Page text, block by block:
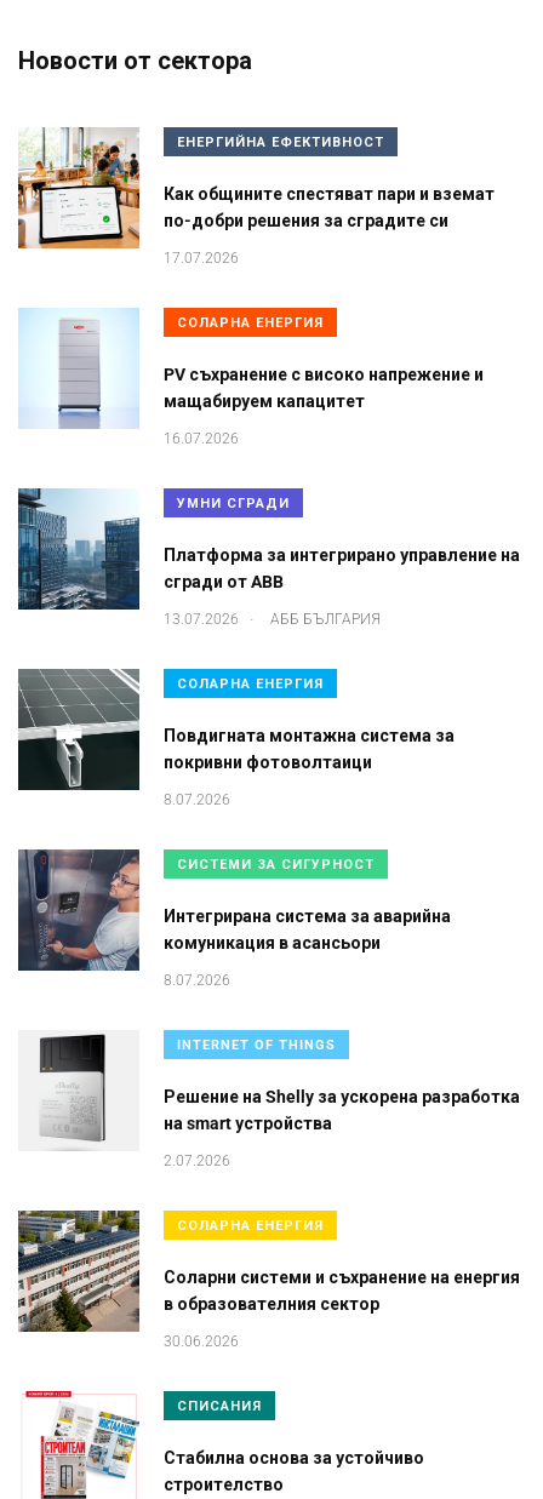
Новости от сектора
ЕНЕРГИЙНА ЕФЕКТИВНОСТ
Как общините спестяват пари и вземат
по-добри решения за сградите си
17.07.2026
СОЛАРНА ЕНЕРГИЯ
PV съхранение с високо напрежение и
мащабируем капацитет
16.07.2026
УМНИ СГРАДИ
Платформа за интегрирано управление на
сгради от ABB
13.07.2026 . АББ БЪЛГАРИЯ
СОЛАРНА ЕНЕРГИЯ
Повдигната монтажна система за
покривни фотоволтаици
8.07.2026
СИСТЕМИ ЗА СИГУРНОСТ
Интегрирана система за аварийна
комуникация в асансьори
8.07.2026
INTERNET OF THINGS
Решение на Shelly за ускорена разработка
на smart устройства
2.07.2026
СОЛАРНА ЕНЕРГИЯ
Соларни системи и съхранение на енергия
в образователния сектор
30.06.2026
СПИСАНИЯ
Стабилна основа за устойчиво
строителство